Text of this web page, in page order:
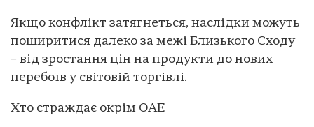
Якщо конфлікт затягнеться, наслідки можуть
поширитися далеко за межі Близького Сходу
– від зростання цін на продукти до нових
перебоїв у світовій торгівлі.
Хто страждає окрім ОАЕ